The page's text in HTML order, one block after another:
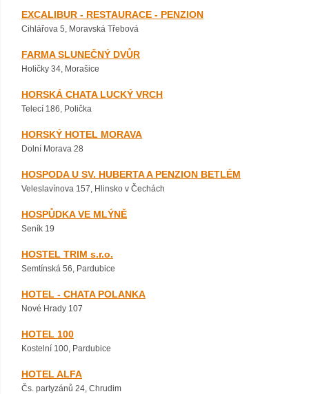
EXCALIBUR - RESTAURACE - PENZION
Cihlářova 5, Moravská Třebová
FARMA SLUNEČNÝ DVŮR
Holičky 34, Morašice
HORSKÁ CHATA LUCKÝ VRCH
Telecí 186, Polička
HORSKÝ HOTEL MORAVA
Dolní Morava 28
HOSPODA U SV. HUBERTA A PENZION BETLÉM
Veleslavínova 157, Hlinsko v Čechách
HOSPŮDKA VE MLÝNĚ
Seník 19
HOSTEL TRIM s.r.o.
Semtínská 56, Pardubice
HOTEL - CHATA POLANKA
Nové Hrady 107
HOTEL 100
Kostelní 100, Pardubice
HOTEL ALFA
Čs. partyzánů 24, Chrudim